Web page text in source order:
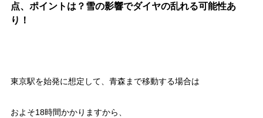
点、ポイントは？雪の影響でダイヤの乱れる可能性あ
り！
東京駅を始発に想定して、青森まで移動する場合は
およそ18時間かかりますから、